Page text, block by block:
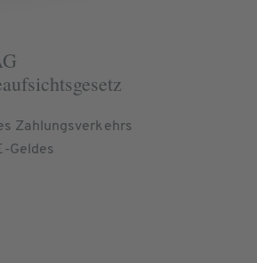
Zahlungsverkehrs
Geldes